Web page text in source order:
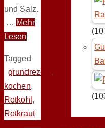
und Salz.
… Mehr
Lesen
Tagged
grundrezept ,
kochen,
Rotkohl ,
Rotkraut